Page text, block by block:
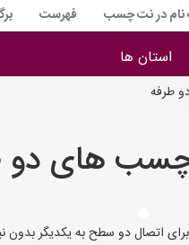
نام در نت چسب فهرست
استان ها
طرفه
چسب های دو
اتصال دو سطح به یکدیگر